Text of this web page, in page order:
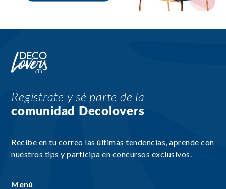
Regístrate y sé parte de la
comunidad Decolovers
Recibe en tu correo las últimas tendencias, aprende con
nuestros tips y participa en concursos exclusivos.
Menú